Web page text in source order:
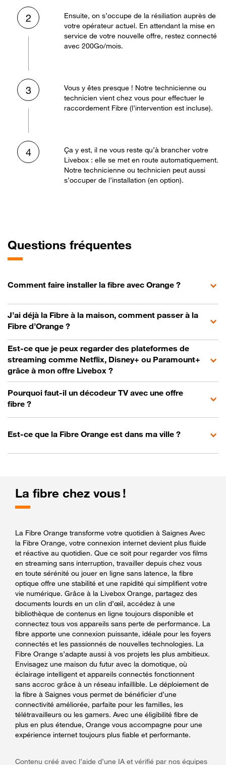
2
Ensuite, on s’occupe de la résiliation auprès de
votre opérateur actuel. En attendant la mise en
service de votre nouvelle offre, restez connecté
avec 200Go/mois.
3
Vous y êtes presque ! Notre technicienne ou
technicien vient chez vous pour effectuer le
raccordement Fibre (l’intervention est incluse).
4
Ça y est, il ne vous reste qu’à brancher votre
Livebox : elle se met en route automatiquement.
Notre technicienne ou technicien peut aussi
s’occuper de l’installation (en option).
Questions fréquentes
Comment faire installer la fibre avec Orange ?
J’ai déjà la Fibre à la maison, comment passer à la
Fibre d’Orange ?
Est-ce que je peux regarder des plateformes de
streaming comme Netflix, Disney+ ou Paramount+
grâce à mon offre Livebox ?
Pourquoi faut-il un décodeur TV avec une offre
fibre ?
Est-ce que la Fibre Orange est dans ma ville ?
La fibre chez vous !
La Fibre Orange transforme votre quotidien à Saignes Avec
la Fibre Orange, votre connexion internet devient plus fluide
et réactive au quotidien. Que ce soit pour regarder vos films
en streaming sans interruption, travailler depuis chez vous
en toute sérénité ou jouer en ligne sans latence, la fibre
optique offre une stabilité et une rapidité qui simplifient votre
vie numérique. Grâce à la Livebox Orange, partagez des
documents lourds en un clin d’œil, accédez à une
bibliothèque de contenus en ligne toujours disponible et
connectez tous vos appareils sans perte de performance. La
fibre apporte une connexion puissante, idéale pour les foyers
connectés et les passionnés de nouvelles technologies. La
Fibre Orange s’adapte aussi à vos projets les plus ambitieux.
Envisagez une maison du futur avec la domotique, où
éclairage intelligent et appareils connectés fonctionnent
sans accroc grâce à un réseau infaillible. Le déploiement de
la fibre à Saignes vous permet de bénéficier d’une
connectivité améliorée, parfaite pour les familles, les
télétravailleurs ou les gamers. Avec une éligibilité fibre de
plus en plus étendue, Orange vous accompagne pour une
expérience internet toujours plus fiable et performante.
Contenu créé avec l’aide d’une IA et vérifié par nos équipes